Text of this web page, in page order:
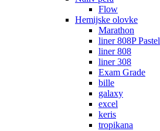
Flow
Hemijske olovke
Marathon
liner 808P Pastel
liner 808
liner 308
Exam Grade
bille
galaxy
excel
keris
tropikana